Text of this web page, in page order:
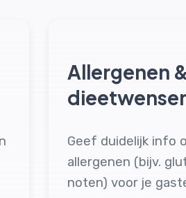
Allergenen
Geef duidelijk info
allergenen (bijv.
noten) voor je